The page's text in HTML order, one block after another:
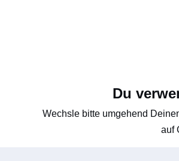
Du
Wechsle bitte umgehend
auf